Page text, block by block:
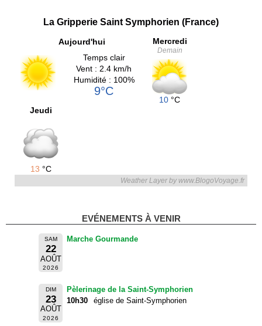
La Gripperie Saint Symphorien (France)
Aujourd'hui
Temps clair
Vent : 2.4 km/h
Humidité : 100%
9°C
Mercredi
Demain
10 °C
Jeudi
13 °C
Weather Layer by www.BlogoVoyage.fr
EVÉNEMENTS À VENIR
SAM
22
AOÛT
2026
Marche Gourmande
DIM
23
AOÛT
2026
Pèlerinage de la Saint-Symphorien
10h30
église de Saint-Symphorien